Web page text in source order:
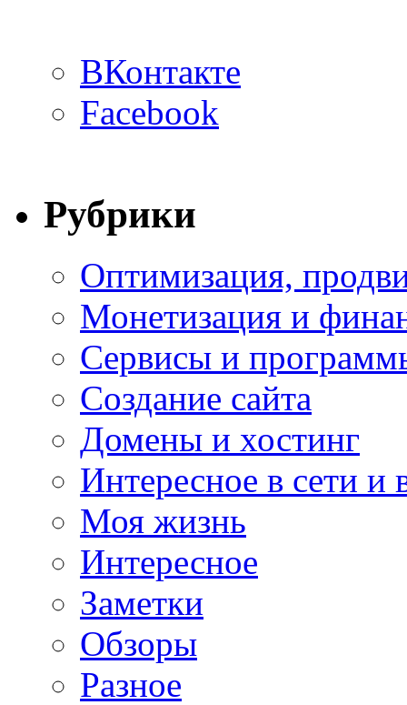
ВКонтакте
Facebook
Рубрики
Оптимизация,
Монетизация и
Сервисы и
Создание сайта
Домены и хостинг
Интересное в сети и
Моя жизнь
Интересное
Заметки
Обзоры
Разное